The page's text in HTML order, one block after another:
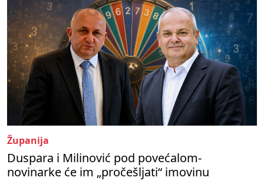
Županija
Duspara i Milinović pod povećalom-
novinarke će im „pročešljati“ imovinu